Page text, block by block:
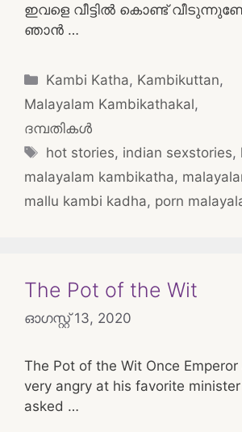
ഇവളെ വീട്ടിൽ കൊണ്ട്
ഞാൻ …
Categories
Kambi Katha, Kambikuttan,
Malayalam Kambikathakal,
ദമ്പതികള്‍
Tags
hot stories, indian sexstories,
malayalam kambikatha,
mallu kambi kadha, porn
The Pot of the Wit
ഓഗസ്റ്റ്‌ 13, 2020
The Pot of the Wit Once
very angry at his favorite
asked …